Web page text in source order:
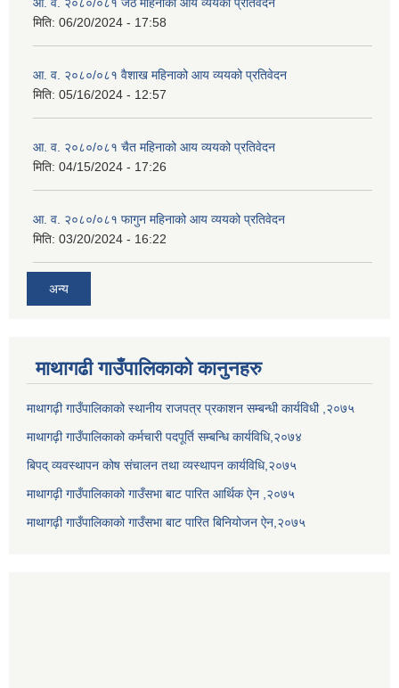
मिति: 06/20/2024 - 17:58
आ. व. २०८०/०८१ वैशाख महिनाको आय व्ययको प्रतिवेदन
मिति: 05/16/2024 - 12:57
आ. व. २०८०/०८१ चैत महिनाको आय व्ययको प्रतिवेदन
मिति: 04/15/2024 - 17:26
आ. व. २०८०/०८१ फागुन महिनाको आय व्ययको प्रतिवेदन
मिति: 03/20/2024 - 16:22
अन्य
माथागढी गाउँपालिकाको कानुनहरु
माथागढ़ी गाउँपालिकाको स्थानीय राजपत्र प्रकाशन सम्बन्धी कार्यविधी ,२०७५
माथागढ़ी गाउँपालिकाको कर्मचारी पदपूर्ति सम्बन्धि कार्यविधि,२०७४
बिपद् व्यवस्थापन कोष संचालन तथा व्यस्थापन कार्यविधि,२०७५
माथागढ़ी गाउँपालिकाको गाउँसभा बाट पारित आर्थिक ऐन ,२०७५
माथागढ़ी गाउँपालिकाको गाउँसभा बाट पारित बिनियोजन ऐन,२०७५